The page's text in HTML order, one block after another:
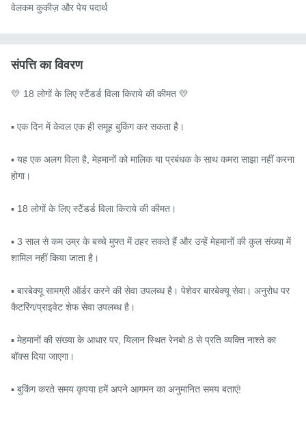
वेलकम कुकीज़ और पेय पदार्थ
संपत्ति का विवरण
💛 18 लोगों के लिए स्टैंडर्ड विला किराये की कीमत 💛
▪️ एक दिन में केवल एक ही समूह बुकिंग कर सकता है।
▪️ यह एक अलग विला है, मेहमानों को मालिक या प्रबंधक के साथ कमरा साझा नहीं करना
होगा।
▪️ 18 लोगों के लिए स्टैंडर्ड विला किराये की कीमत।
▪️ 3 साल से कम उम्र के बच्चे मुफ्त में ठहर सकते हैं और उन्हें मेहमानों की कुल संख्या में
शामिल नहीं किया जाता है।
▪️ बारबेक्यू सामग्री ऑर्डर करने की सेवा उपलब्ध है। पेशेवर बारबेक्यू सेवा। अनुरोध पर
कैटरिंग/प्राइवेट शेफ सेवा उपलब्ध है।
▪️ मेहमानों की संख्या के आधार पर, यिलान स्थित रेनबो 8 से प्रति व्यक्ति नाश्ते का
बॉक्स दिया जाएगा।
▪️ बुकिंग करते समय कृपया हमें अपने आगमन का अनुमानित समय बताएं!